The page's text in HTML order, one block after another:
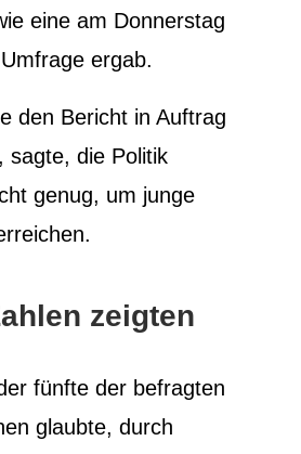
eine am Donnerstag
ergab.
den Bericht in Auftrag
sagte, die Politik
genug, um junge
zeigten
fünfte der befragten
glaubte, durch